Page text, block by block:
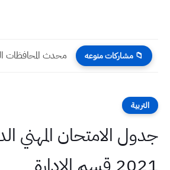
📁 مشاركات منوعه
التربية
جدول الامتحان المهني